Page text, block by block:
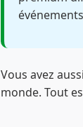
Vous avez
monde. Tout